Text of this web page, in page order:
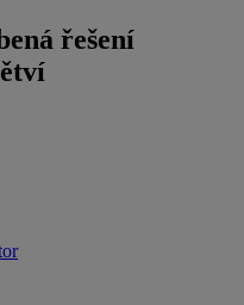
řešení